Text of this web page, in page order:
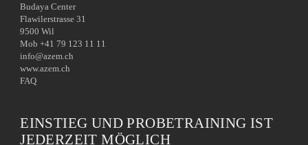
Budaya Center
Flawilerstrasse 31
9500 Wil
Mob +41 79 123 11 11
info@azem.ch
www.azem.ch
FAQ
EINSTIEG UND PROBETRAINING IST
JEDERZEIT MÖGLICH